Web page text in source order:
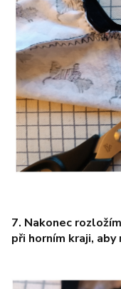
7. Nakonec
při horním kraji,